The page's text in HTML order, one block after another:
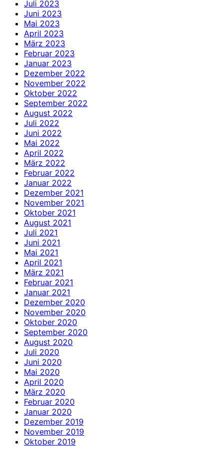
Juli 2023
Juni 2023
Mai 2023
April 2023
März 2023
Februar 2023
Januar 2023
Dezember 2022
November 2022
Oktober 2022
September 2022
August 2022
Juli 2022
Juni 2022
Mai 2022
April 2022
März 2022
Februar 2022
Januar 2022
Dezember 2021
November 2021
Oktober 2021
August 2021
Juli 2021
Juni 2021
Mai 2021
April 2021
März 2021
Februar 2021
Januar 2021
Dezember 2020
November 2020
Oktober 2020
September 2020
August 2020
Juli 2020
Juni 2020
Mai 2020
April 2020
März 2020
Februar 2020
Januar 2020
Dezember 2019
November 2019
Oktober 2019